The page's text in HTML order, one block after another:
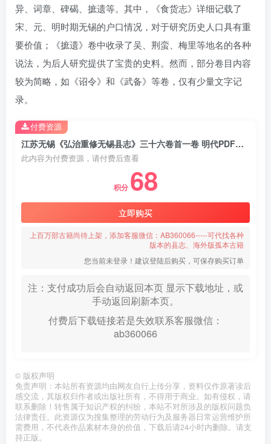
异、词章、碑碣、摭遗等。其中，《食货志》详细记载了
宋、元、明时期无锡的户口情况，对于研究历史人口具有重
要价值；《摭遗》卷中收录了吴、荆蛮、梅里等地名的各种
说法，为后人研究提供了宝贵的史料。然而，部分卷目内容
较为简略，如《诏令》和《武备》等卷，仅有少量文字记
录。
江苏无锡《弘治重修无锡县志》三十六卷首一卷 明代PDF高清电子版下载
此内容为付费资源，请付费后查看
积分 68
立即购买
上百万部古籍尚待上架，添加客服微信：AB360066-----可代找各种
版本的县志、海外版孤本古籍
您当前未登录！建议登陆后购买，可保存购买订单
注：支付成功后会自动返回本页 显示下载地址，或
手动返回刷新本页。
付费后下载链接若是失效联系客服微信：
ab360066
付费资源
© 版权声明
免责声明：本站所有资源均由网友自行上传分享，资料仅作原著读后
感交流，其版权归作者或出版社所有，不得用于商业。如有侵权，请
联系删除！转售属于知识产权的纠纷，本站不对所涉及的版权问题负
法律责任。此资源仅为搜集整理的劳动行为及服务器日常运营维护所
需费用，不代表作品素材本身的价值，下载后请24小时内删除。请支
持正版。